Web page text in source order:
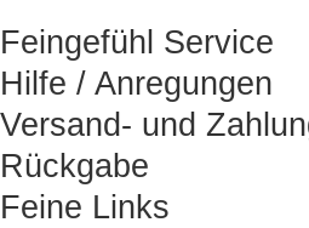
Feingefühl Service
Hilfe / Anregungen
Versand- und
Rückgabe
Feine Links